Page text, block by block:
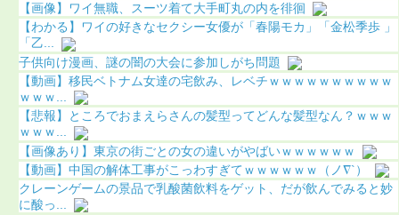
【画像】ワイ無職、スーツ着て大手町丸の内を徘徊
【わかる】ワイの好きなセクシー女優が「春陽モカ」「金松季歩 」
「乙...
子供向け漫画、謎の闇の大会に参加しがち問題
【動画】移民ベトナム女達の宅飲み、レベチｗｗｗｗｗｗｗｗｗｗ
ｗｗｗ...
【悲報】ところでおまえらさんの髪型ってどんな髪型なん？ｗｗｗ
ｗｗｗ...
【画像あり】東京の街ごとの女の違いがやばいｗｗｗｗｗｗ
【動画】中国の解体工事がこっわすぎてｗｗｗｗｗｗ（ノ∇`）
クレーンゲームの景品で乳酸菌飲料をゲット、だが飲んでみると妙
に酸っ...